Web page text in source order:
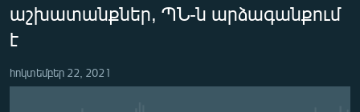
ՏՆՏԵՍՈՒԹՅՈՒՆ
ՂԱՐԱԲԱՂ
ՊԱՏԵՐԱԶՄԻ 6 ՇԱԲԱԹՆԵՐԸ
աշխատանքներ, ՊՆ-ն արձագանքում
է
հոկտեմբեր 22, 2021